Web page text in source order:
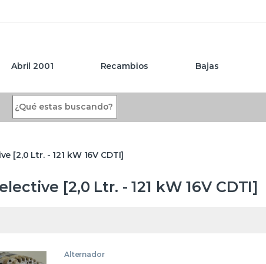
Abril 2001 Recambios Bajas
[2,0 Ltr. - 121 kW 16V CDTI]
[2,0 Ltr. - 121 kW 16V CDTI]
Alternador